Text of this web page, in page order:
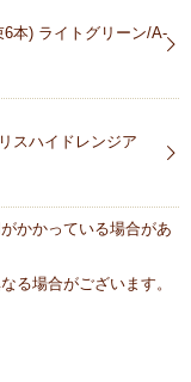
6本) ライトグリーン/A-
スハイドレンジア
かかっている場合があ
る場合がございます。